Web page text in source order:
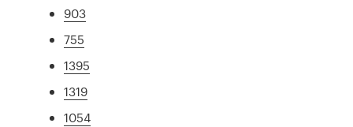
903
755
1395
1319
1054